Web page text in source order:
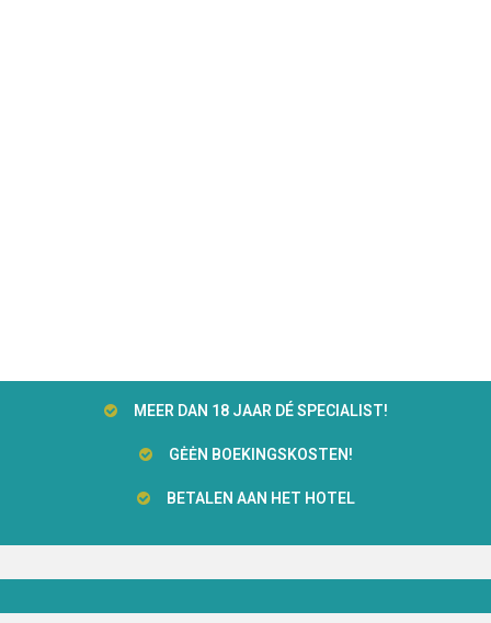
MEER DAN 18 JAAR DÉ SPECIALIST!
GĖĖN BOEKINGSKOSTEN!
BETALEN AAN HET HOTEL